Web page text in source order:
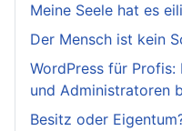
Meine Seele hat es
Der Mensch ist kein
WordPress für
und Administratoren
Besitz oder